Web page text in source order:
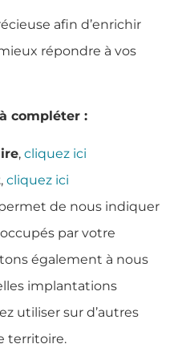
afin d’enrichir
répondre à vos
compléter :
, cliquez ici
, cliquez ici
de nous indiquer
par votre
également à nous
implantations
utiliser sur d’autres
territoire.